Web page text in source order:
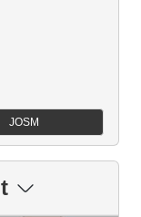
JOSM